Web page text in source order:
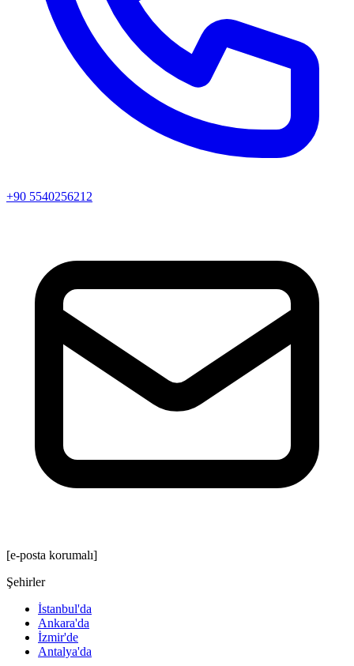
+90 5540256212
[e-posta korumalı]
Şehirler
İstanbul'da
Ankara'da
İzmir'de
Antalya'da